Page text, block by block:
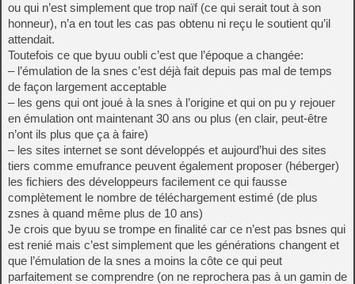
ou qui n’est simplement que trop naïf (ce qui serait tout à son
honneur), n’a en tout les cas pas obtenu ni reçu le soutient qu’il
attendait.
Toutefois ce que byuu oubli c’est que l’époque a changée:
– l’émulation de la snes c’est déjà fait depuis pas mal de temps
de façon largement acceptable
– les gens qui ont joué à la snes à l’origine et qui on pu y rejouer
en émulation ont maintenant 30 ans ou plus (en clair, peut-être
n’ont ils plus que ça à faire)
– les sites internet se sont développés et aujourd’hui des sites
tiers comme emufrance peuvent également proposer (héberger)
les fichiers des développeurs facilement ce qui fausse
complètement le nombre de téléchargement estimé (de plus
zsnes à quand même plus de 10 ans)
Je crois que byuu se trompe en finalité car ce n’est pas bsnes qui
est renié mais c’est simplement que les générations changent et
que l’émulation de la snes a moins la côte ce qui peut
parfaitement se comprendre (on ne reprochera pas à un gamin de